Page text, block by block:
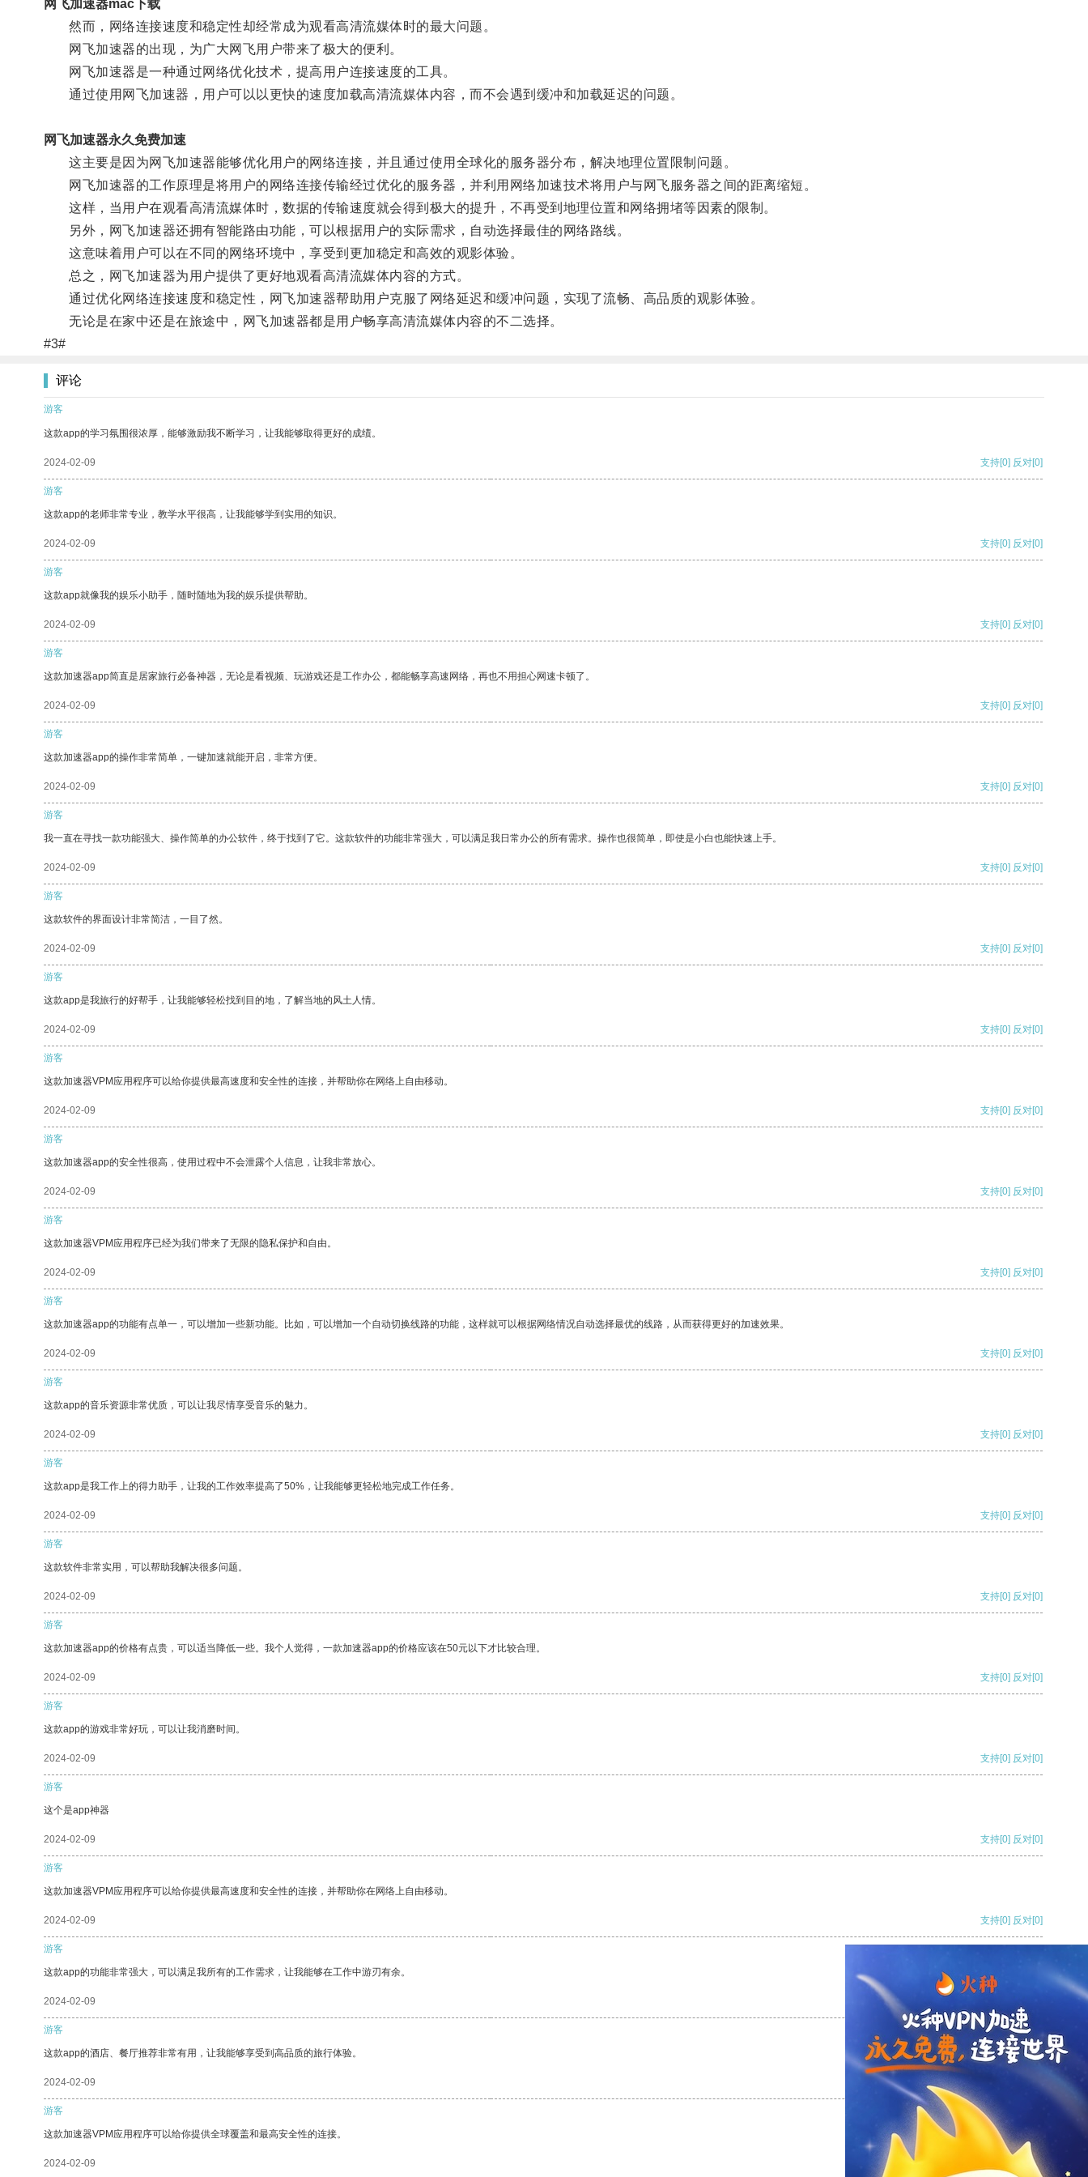
网飞加速器mac下载
然而，网络连接速度和稳定性却经常成为观看高清流媒体时的最大问题。
网飞加速器的出现，为广大网飞用户带来了极大的便利。
网飞加速器是一种通过网络优化技术，提高用户连接速度的工具。
通过使用网飞加速器，用户可以以更快的速度加载高清流媒体内容，而不会遇到缓冲和加载延迟的问题。
网飞加速器永久免费加速
这主要是因为网飞加速器能够优化用户的网络连接，并且通过使用全球化的服务器分布，解决地理位置限制问题。
网飞加速器的工作原理是将用户的网络连接传输经过优化的服务器，并利用网络加速技术将用户与网飞服务器之间的距离缩短。
这样，当用户在观看高清流媒体时，数据的传输速度就会得到极大的提升，不再受到地理位置和网络拥堵等因素的限制。
另外，网飞加速器还拥有智能路由功能，可以根据用户的实际需求，自动选择最佳的网络路线。
这意味着用户可以在不同的网络环境中，享受到更加稳定和高效的观影体验。
总之，网飞加速器为用户提供了更好地观看高清流媒体内容的方式。
通过优化网络连接速度和稳定性，网飞加速器帮助用户克服了网络延迟和缓冲问题，实现了流畅、高品质的观影体验。
无论是在家中还是在旅途中，网飞加速器都是用户畅享高清流媒体内容的不二选择。
#3#
评论
游客
这款app的学习氛围很浓厚，能够激励我不断学习，让我能够取得更好的成绩。
2024-02-09 支持[0] 反对[0]
游客
这款app的老师非常专业，教学水平很高，让我能够学到实用的知识。
2024-02-09 支持[0] 反对[0]
游客
这款app就像我的娱乐小助手，随时随地为我的娱乐提供帮助。
2024-02-09 支持[0] 反对[0]
游客
这款加速器app简直是居家旅行必备神器，无论是看视频、玩游戏还是工作办公，都能畅享高速网络，再也不用担心网速卡顿了。
2024-02-09 支持[0] 反对[0]
游客
这款加速器app的操作非常简单，一键加速就能开启，非常方便。
2024-02-09 支持[0] 反对[0]
游客
我一直在寻找一款功能强大、操作简单的办公软件，终于找到了它。这款软件的功能非常强大，可以满足我日常办公的所有需求。操作也很简单，即使是小白也能快速上手。
2024-02-09 支持[0] 反对[0]
游客
这款软件的界面设计非常简洁，一目了然。
2024-02-09 支持[0] 反对[0]
游客
这款app是我旅行的好帮手，让我能够轻松找到目的地，了解当地的风土人情。
2024-02-09 支持[0] 反对[0]
游客
这款加速器VPM应用程序可以给你提供最高速度和安全性的连接，并帮助你在网络上自由移动。
2024-02-09 支持[0] 反对[0]
游客
这款加速器app的安全性很高，使用过程中不会泄露个人信息，让我非常放心。
2024-02-09 支持[0] 反对[0]
游客
这款加速器VPM应用程序已经为我们带来了无限的隐私保护和自由。
2024-02-09 支持[0] 反对[0]
游客
这款加速器app的功能有点单一，可以增加一些新功能。比如，可以增加一个自动切换线路的功能，这样就可以根据网络情况自动选择最优的线路，从而获得更好的加速效果。
2024-02-09 支持[0] 反对[0]
游客
这款app的音乐资源非常优质，可以让我尽情享受音乐的魅力。
2024-02-09 支持[0] 反对[0]
游客
这款app是我工作上的得力助手，让我的工作效率提高了50%，让我能够更轻松地完成工作任务。
2024-02-09 支持[0] 反对[0]
游客
这款软件非常实用，可以帮助我解决很多问题。
2024-02-09 支持[0] 反对[0]
游客
这款加速器app的价格有点贵，可以适当降低一些。我个人觉得，一款加速器app的价格应该在50元以下才比较合理。
2024-02-09 支持[0] 反对[0]
游客
这款app的游戏非常好玩，可以让我消磨时间。
2024-02-09 支持[0] 反对[0]
游客
这个是app神器
2024-02-09 支持[0] 反对[0]
游客
这款加速器VPM应用程序可以给你提供最高速度和安全性的连接，并帮助你在网络上自由移动。
2024-02-09 支持[0] 反对[0]
游客
这款app的功能非常强大，可以满足我所有的工作需求，让我能够在工作中游刃有余。
2024-02-09
游客
这款app的酒店、餐厅推荐非常有用，让我能够享受到高品质的旅行体验。
2024-02-09 反对
游客
这款加速器VPM应用程序可以给你提供全球覆盖和最高安全性的连接。
2024-02-09 反对[0]